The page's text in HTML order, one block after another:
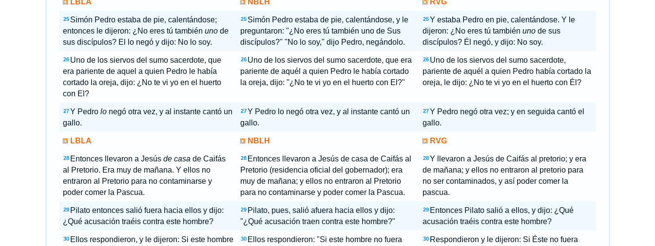
LBLA NBLH RVG
25 Simón Pedro estaba de pie, calentándose;
entonces le dijeron: ¿No eres tú también unode
sus discípulos? El lo negó y dijo: No lo soy.
25 Simón Pedro estaba de pie, calentándose, y le
preguntaron: "¿No eres tú también uno de Sus
discípulos?" "No lo soy," dijo Pedro, negándolo.
25 Y estaba Pedro en pie, calentándose. Y le
dijeron: ¿No eres tú también unode sus
discípulos? Él negó, y dijo: No soy.
26 Uno de los siervos del sumo sacerdote, que
era pariente de aquel a quien Pedro le había
cortado la oreja, dijo: ¿No te vi yo en el huerto
con El?
26 Uno de los siervos del sumo sacerdote, que era
pariente de aquél a quien Pedro le había cortado
la oreja, dijo: "¿No te vi yo en el huerto con El?"
26 Uno de los siervos del sumo sacerdote,
pariente de aquél a quien Pedro había cortado la
oreja, le dijo: ¿No te vi yo en el huerto con Él?
27 Y Pedro lonegó otra vez, y al instante cantó un
gallo.
27 Y Pedro lo negó otra vez, y al instante cantó un
gallo.
27 Y Pedro negó otra vez; y en seguida cantó el
gallo.
LBLA NBLH RVG
28 Entonces llevaron a Jesús de casa de Caifás
al Pretorio. Era muy de mañana. Y ellos no
entraron al Pretorio para no contaminarse y
poder comer la Pascua.
28 Entonces llevaron a Jesús de casa de Caifás al
Pretorio (residencia oficial del gobernador); era
muy de mañana; y ellos no entraron al Pretorio
para no contaminarse y poder comer la Pascua.
28 Y llevaron a Jesús de Caifás al pretorio; y era
de mañana; y ellos no entraron al pretorio para
no ser contaminados, y así poder comer la
pascua.
29 Pilato entonces salió fuera hacia ellos y dijo:
¿Qué acusación traéis contra este hombre?
29 Pilato, pues, salió afuera hacia ellos y dijo:
"¿Qué acusación traen contra este hombre?"
29 Entonces Pilato salió a ellos, y dijo: ¿Qué
acusación traéis contra este hombre?
30 Ellos respondieron, y le dijeron: Si este hombre
30 Ellos respondieron: "Si este hombre no fuera
30 Respondieron y le dijeron: Si Éste no fuera